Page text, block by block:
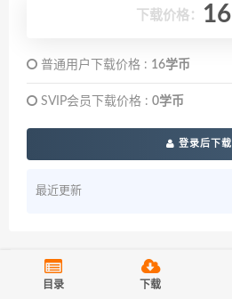
下载价格： 16
普通用户下载价格 : 16学币
SVIP会员下载价格 : 0学币
登录后下载
最近更新
搜索
目录 下载